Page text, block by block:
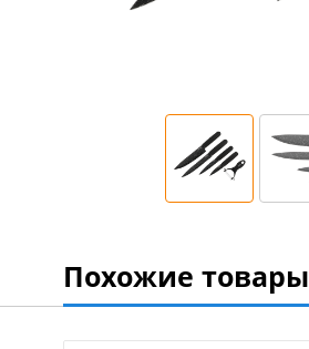
Похожие товары